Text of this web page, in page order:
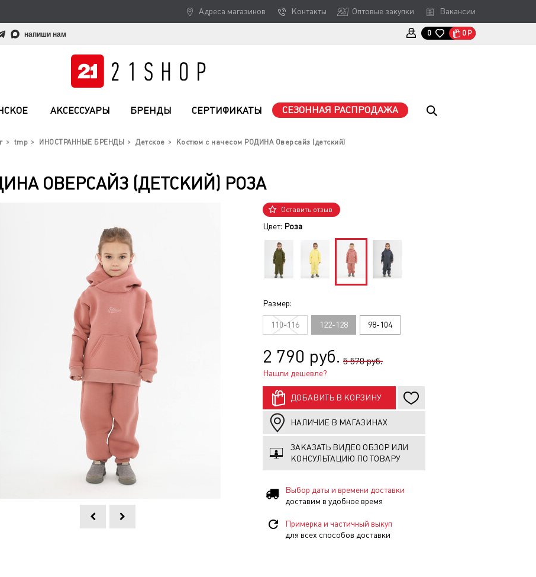
Адреса магазинов Контакты Оптовые закупки Вакансии
напиши нам 0 0 Р
АКСЕССУАРЫ БРЕНДЫ СЕРТИФИКАТЫ СЕЗОННАЯ РАСПРОДАЖА
tmp ИНОСТРАННЫЕ БРЕНДЫ Детское Костюм с начесом РОДИНА Оверсайз (детский)
ОВЕРСАЙЗ (ДЕТСКИЙ) РОЗА
Оставить отзыв
Цвет: Роза
Размер:
110-116 122-128 98-104
2 790 руб. 5 570 руб.
Нашли дешевле?
ДОБАВИТЬ В КОРЗИНУ
НАЛИЧИЕ В МАГАЗИНАХ
ЗАКАЗАТЬ ВИДЕО ОБЗОР ИЛИ
КОНСУЛЬТАЦИЮ ПО ТОВАРУ
Выбор даты и времени доставки
доставим в удобное время
Примерка и частичный выкуп
для всех способов доставки